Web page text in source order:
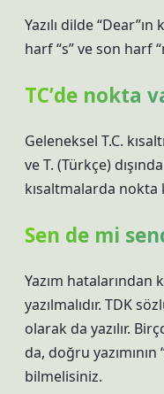
Yazılı dilde “Dear”ın
harf “s” ve son harf
TC’de nokta
Geleneksel T.C.
ve T. (Türkçe)
kısaltmalarda nokta
Sen de mi
Yazım hatalarından
yazılmalıdır. TDK
olarak da yazılır.
da, doğru
bilmelisiniz.